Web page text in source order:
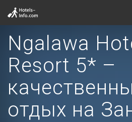
Ngalawa
Resort 5* –
отдых на